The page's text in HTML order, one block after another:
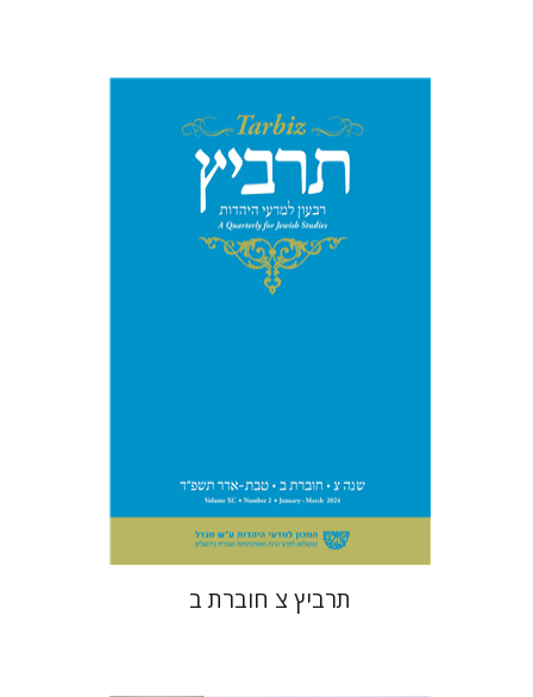
יהונתן גארב מיכאל סיגל
$29
$26
תרביץ צ חוברת ב